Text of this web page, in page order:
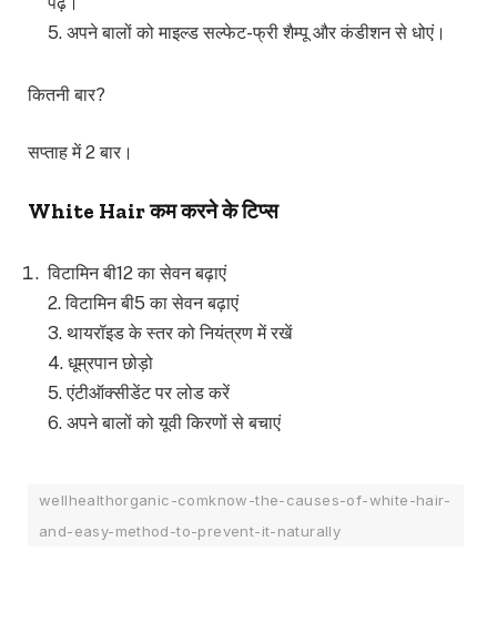
5. अपने बालों को माइल्ड सल्फेट-फ्री शैम्पू और कंडीशन से धोएं।
कितनी बार?
सप्ताह में 2 बार।
White Hairकम करने के टिप्स
विटामिन बी12 का सेवन बढ़ाएं
2. विटामिन बी5 का सेवन बढ़ाएं
3. थायरॉइड के स्तर को नियंत्रण में रखें
4. धूम्रपान छोड़ो
5. एंटीऑक्सीडेंट पर लोड करें
6. अपने बालों को यूवी किरणों से बचाएं
wellhealthorganic-comknow-the-causes-of-white-hair-
and-easy-method-to-prevent-it-naturally